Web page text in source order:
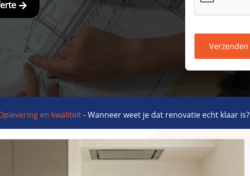
Verzenden
en kwaliteit-Wanneer weet je dat renovatie echt klaar is?